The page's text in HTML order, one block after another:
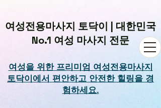
여성전용마사지 토닥이 | 대한민국
No.1 여성 마사지 전문
여성을 위한 프리미엄 여성전용마사지
토닥이에서 편안하고 안전한 힐링을 경
험하세요.